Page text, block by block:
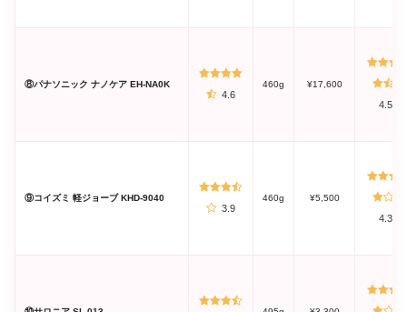
⑧パナソニック ナノケア EH-NA0K
4.6
460g ¥17,600
4.5
⑨コイズミ 軽ジョーブ KHD-9040
3.9
460g ¥5,500
4.3